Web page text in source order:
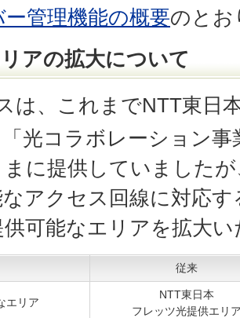
管理機能の概要のとお
アの拡大について
は、これまでNTT東日
光コラボレーション事
まに提供していました
アクセス回線に対応
可能なエリアを拡大
従来
エリア
NTT東日本
フレッツ光提供エリ